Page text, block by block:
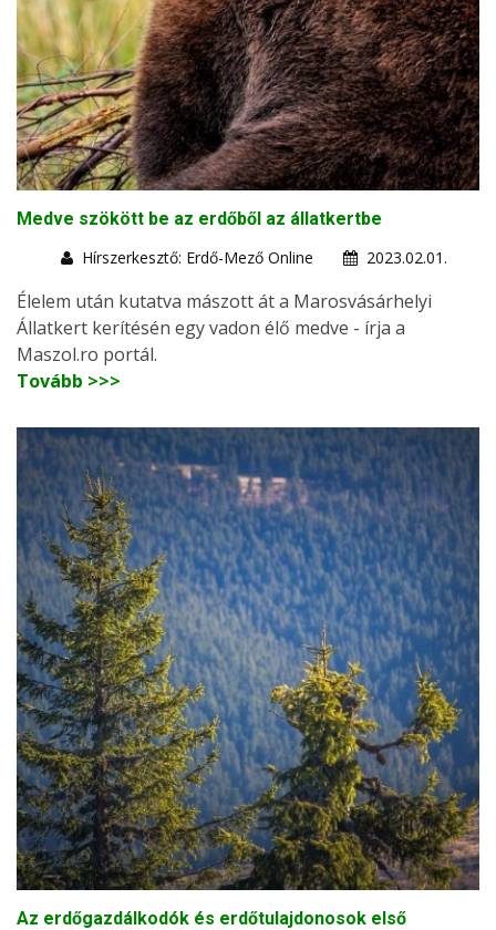
Medve szökött be az erdőből az állatkertbe
Hírszerkesztő: Erdő-Mező Online
2023.02.01.
Élelem után kutatva mászott át a Marosvásárhelyi
Állatkert kerítésén egy vadon élő medve - írja a
Maszol.ro portál.
Tovább >>>
Az erdőgazdálkodók és erdőtulajdonosok első